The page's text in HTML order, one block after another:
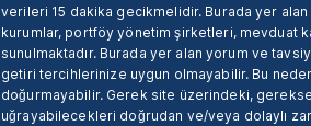
verileri 15 dakika gecikmelidir. Burada yer alan
kurumlar, portföy yönetim şirketleri, mevduat
sunulmaktadır. Burada yer alan yorum ve
getiri tercihlerinize uygun olmayabilir. Bu
doğurmayabilir. Gerek site üzerindeki, gerekse
uğrayabilecekleri doğrudan ve/veya dolaylı